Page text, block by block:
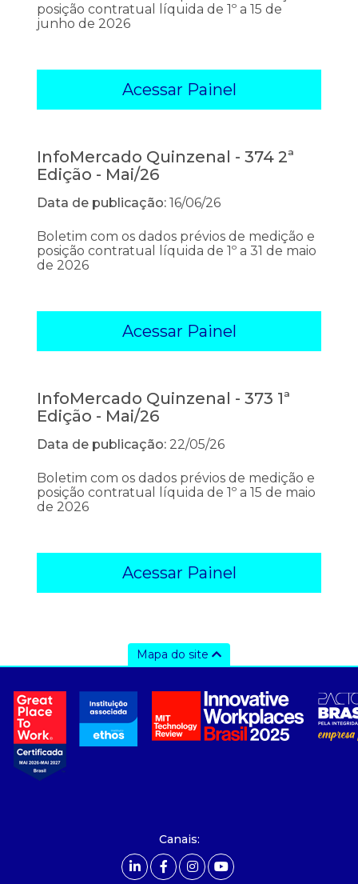
posição contratual líquida de 1º a 15 de
junho de 2026
Acessar Painel
InfoMercado Quinzenal - 374 2ª
Edição - Mai/26
Data de publicação: 16/06/26
Boletim com os dados prévios de medição e
posição contratual líquida de 1º a 31 de maio
de 2026
Acessar Painel
InfoMercado Quinzenal - 373 1ª
Edição - Mai/26
Data de publicação: 22/05/26
Boletim com os dados prévios de medição e
posição contratual líquida de 1º a 15 de maio
de 2026
Acessar Painel
Mapa do site
- sobre nós
- governança
- nossos associados
- integridade, riscos e auditoria
- relatório de sustentabilidade
Canais: